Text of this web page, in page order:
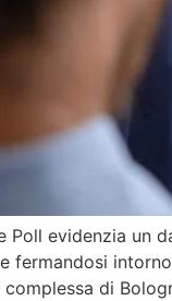
Poll evidenzia un
fermandosi
di